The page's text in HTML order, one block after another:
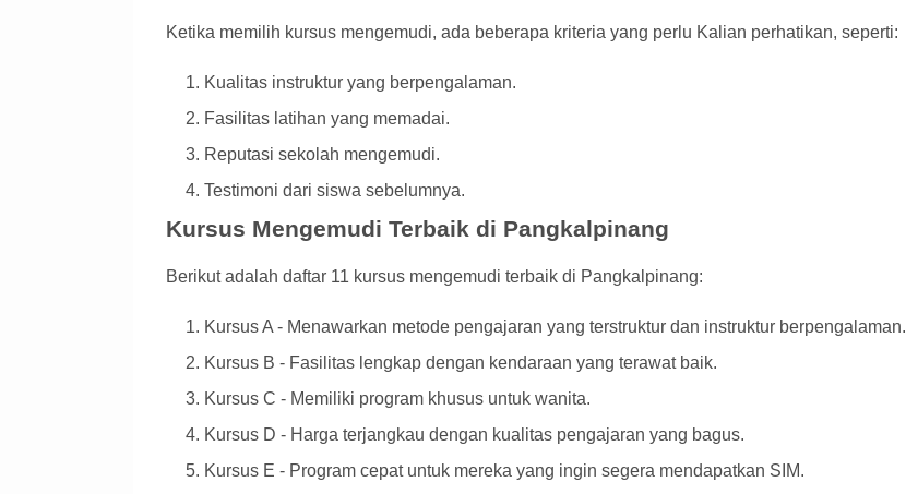
Ketika memilih kursus mengemudi, ada beberapa kriteria yang perlu Kalian perhatikan, seperti:
Kualitas instruktur yang berpengalaman.
Fasilitas latihan yang memadai.
Reputasi sekolah mengemudi.
Testimoni dari siswa sebelumnya.
Kursus Mengemudi Terbaik di Pangkalpinang
Berikut adalah daftar 11 kursus mengemudi terbaik di Pangkalpinang:
Kursus A - Menawarkan metode pengajaran yang terstruktur dan instruktur berpengalaman.
Kursus B - Fasilitas lengkap dengan kendaraan yang terawat baik.
Kursus C - Memiliki program khusus untuk wanita.
Kursus D - Harga terjangkau dengan kualitas pengajaran yang bagus.
Kursus E - Program cepat untuk mereka yang ingin segera mendapatkan SIM.